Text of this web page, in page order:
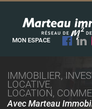
MON ESPACE
IMMOBILIER,
LOCATIVE,
LOCATION,
Avec Marteau